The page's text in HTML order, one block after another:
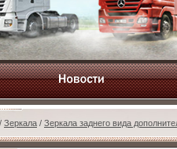
/ Зеркала / Зеркала заднего вида